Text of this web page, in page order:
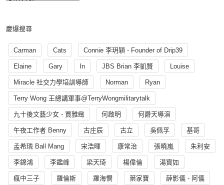
慶爆搜尋
Carman Cats Connie 李玥穎 - Founder of Drip39
Elaine Gary In JBS Brian 李凱賢 Louise
Miracle 社交力學培訓導師 Norman Ryan
Terry Wong 王總講軍事@TerryWongmilitarytalk
九十後文藝少女 - 賈雅緻 何啟明 何爵天導演
午夜工作者 Benny 古庄辰 古立 吳佩孚 基哥
孟希璘 Ball Mang 宋浩暉 康常治 張曉嵐 朱利安
李錦鴻 李鑑峰 梁天琦 楊偉倫 湯寳如
瘋中三子 羅倫斯 羅海憫 葉家寶 薛影儀 - 阿儀